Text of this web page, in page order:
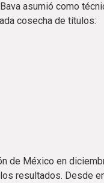
asumió como
cosecha de títulos:
de México en
resultados. Desde